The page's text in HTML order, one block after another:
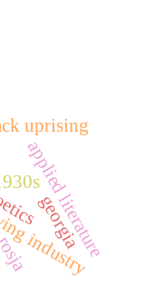
industry
applied literature
georgia
uprising